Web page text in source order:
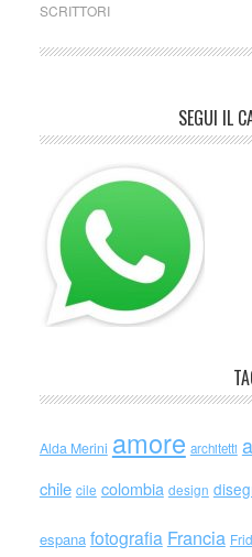
SCRITTORI
SEGUI IL
Alda Merini amore architetti
chile cile colombia design
espana fotografia Francia